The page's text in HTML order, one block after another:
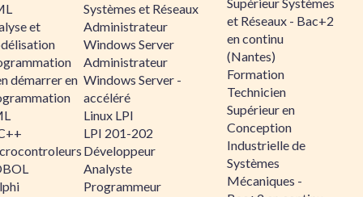
et
démarrer en
Systèmes et Réseaux
Administrateur
Windows Server
Administrateur
Windows Server -
accéléré
Linux LPI
LPI 201-202
Développeur
Analyste
Programmeur
et Réseaux - Bac+2
en continu
(Nantes)
Formation
Technicien
Supérieur en
Conception
Industrielle de
Systèmes
Mécaniques -